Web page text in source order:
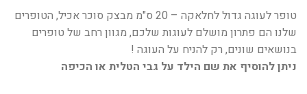
טופר לעוגה גדול לחלאקה – 20 ס"מ מבצק סוכר אכיל, הטופרים
שלנו הם פתרון מושלם לעוגות שלכם, מגוון רחב של טופרים
בנושאים שונים, רק להניח על העוגה !
ניתן להוסיף את שם הילד על גבי הטלית או הכיפה